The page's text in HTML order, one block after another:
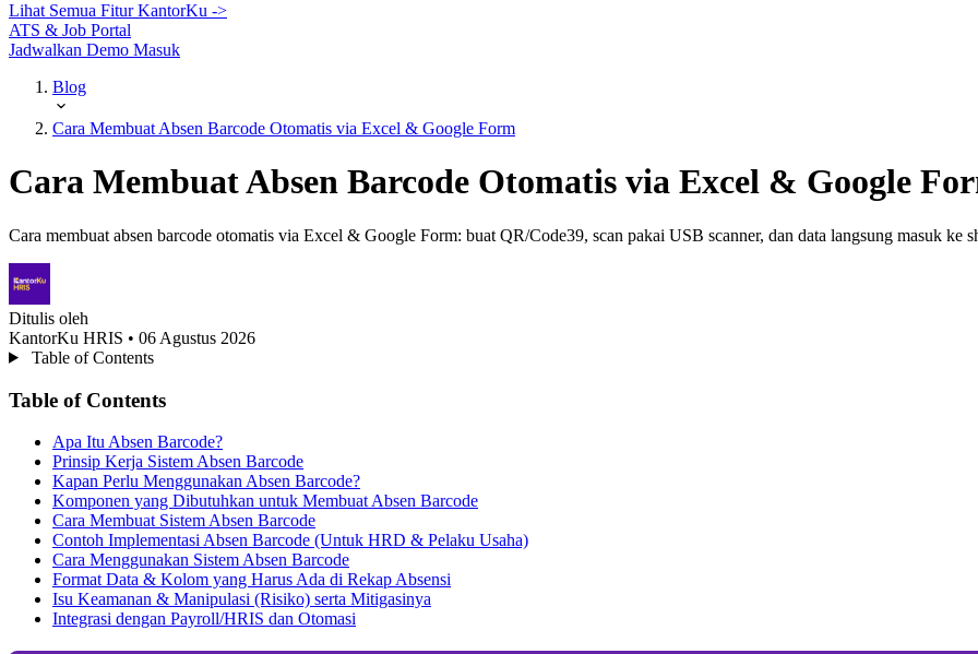
Lihat Semua Fitur KantorKu ->
ATS & Job Portal
Jadwalkan Demo Masuk
Blog
Cara Membuat Absen Barcode Otomatis via Excel & Google Form
Cara Membuat Absen Barcode Otomatis via Excel & Google
Cara membuat absen barcode otomatis via Excel & Google Form: buat QR/Code39, scan pakai USB scanner, dan data langsung masuk ke
Ditulis oleh
KantorKu HRIS • 06 Agustus 2026
Table of Contents
Table of Contents
Apa Itu Absen Barcode?
Prinsip Kerja Sistem Absen Barcode
Kapan Perlu Menggunakan Absen Barcode?
Komponen yang Dibutuhkan untuk Membuat Absen Barcode
Cara Membuat Sistem Absen Barcode
Contoh Implementasi Absen Barcode (Untuk HRD & Pelaku Usaha)
Cara Menggunakan Sistem Absen Barcode
Format Data & Kolom yang Harus Ada di Rekap Absensi
Isu Keamanan & Manipulasi (Risiko) serta Mitigasinya
Integrasi dengan Payroll/HRIS dan Otomasi